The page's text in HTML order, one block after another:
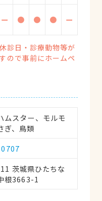
ー ● ● ● ー
診日・診療動物等が
ので事前にホームペ
ムスター、モルモ
ぎ、鳥類
茨城県ひたちな
根3663-1